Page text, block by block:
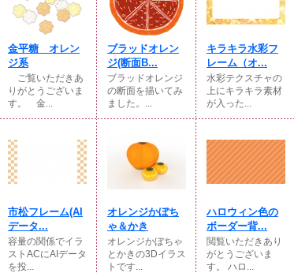
金平糖 オレン
ジ系
ご覧いただきあ
りがとうございま
す。 金...
ブラッドオレン
ジ(断面B...
ブラッドオレンジ
の断面を描いてみ
ました。...
キラキラ水彩フ
レーム（オ...
水彩テクスチャの
上にキラキラ素材
が入った...
市松フレーム(AI
データ...
容量の関係でイラ
ストACにAIデータ
を投...
オレンジかぼち
ゃ＆かき
オレンジかぼちゃ
とかきの3Dイラス
トです...
ハロウィン色の
ボーダー背...
閲覧いただきあり
がとうございま
す。 ハロ...